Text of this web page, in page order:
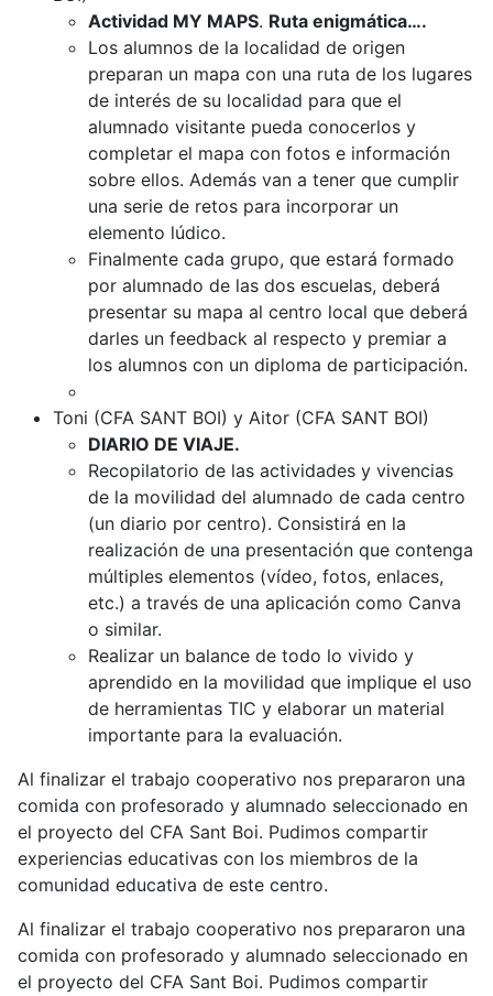
Actividad MY MAPS. Ruta enigmática….
Los alumnos de la localidad de origen
preparan un mapa con una ruta de los lugares
de interés de su localidad para que el
alumnado visitante pueda conocerlos y
completar el mapa con fotos e información
sobre ellos. Además van a tener que cumplir
una serie de retos para incorporar un
elemento lúdico.
Finalmente cada grupo, que estará formado
por alumnado de las dos escuelas, deberá
presentar su mapa al centro local que deberá
darles un feedback al respecto y premiar a
los alumnos con un diploma de participación.
Toni (CFA SANT BOI) y Aitor (CFA SANT BOI)
DIARIO DE VIAJE.
Recopilatorio de las actividades y vivencias
de la movilidad del alumnado de cada centro
(un diario por centro). Consistirá en la
realización de una presentación que contenga
múltiples elementos (vídeo, fotos, enlaces,
etc.) a través de una aplicación como Canva
o similar.
Realizar un balance de todo lo vivido y
aprendido en la movilidad que implique el uso
de herramientas TIC y elaborar un material
importante para la evaluación.
Al finalizar el trabajo cooperativo nos prepararon una
comida con profesorado y alumnado seleccionado en
el proyecto del CFA Sant Boi. Pudimos compartir
experiencias educativas con los miembros de la
comunidad educativa de este centro.
Al finalizar el trabajo cooperativo nos prepararon una
comida con profesorado y alumnado seleccionado en
el proyecto del CFA Sant Boi. Pudimos compartir